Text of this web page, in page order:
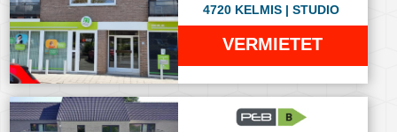
4720 KELMIS | STUDIO
VERMIETET